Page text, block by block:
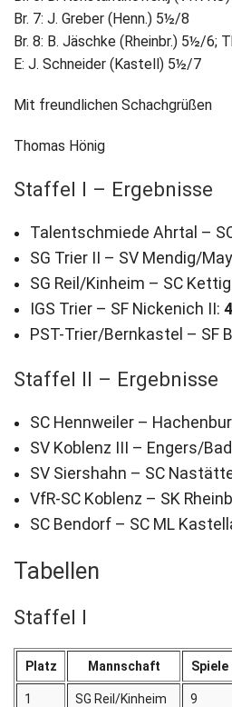
Br. 7: J. Greber (Henn.) 5½/8
Br. 8: B. Jäschke (Rheinbr.) 5½/6;
E: J. Schneider (Kastell) 5½/7
Mit freundlichen Schachgrüßen
Thomas Hönig
Staffel I – Ergebnisse
Talentschmiede Ahrtal –
SG Trier II – SV Mendig/
SG Reil/Kinheim – SC
IGS Trier – SF Nickenich II:
PST-Trier/Bernkastel – SF
Staffel II – Ergebnisse
SC Hennweiler –
SV Koblenz III – Engers/
SV Siershahn – SC
VfR-SC Koblenz – SK
SC Bendorf – SC ML
Tabellen
Staffel I
Platz Mannschaft Spiele
1 SG Reil/Kinheim 9